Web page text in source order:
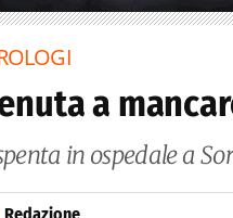
a
in ospedale a